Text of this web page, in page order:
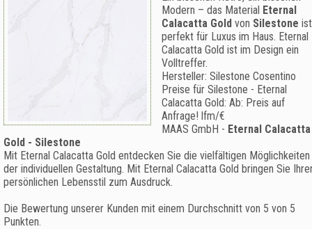
Modern – das Material Eternal
Calacatta Gold von Silestone ist
perfekt für Luxus im Haus. Eternal
Calacatta Gold ist im Design ein
Volltreffer.
Hersteller: Silestone Cosentino
Preise für Silestone - Eternal
Calacatta Gold: Ab: Preis auf
Anfrage! lfm/€
MAAS GmbH - Eternal Calacatta
Gold - Silestone
Mit Eternal Calacatta Gold entdecken Sie die vielfältigen Möglichkeiten
der individuellen Gestaltung. Mit Eternal Calacatta Gold bringen Sie
persönlichen Lebensstil zum Ausdruck.
Die Bewertung unserer Kunden mit einem Durchschnitt von 5 von 5
Punkten.